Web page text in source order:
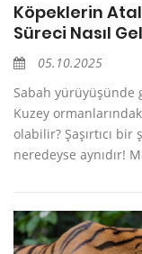
Köpeklerin
Süreci Nasıl
05.10.2025
Sabah yürüyüşünde
Kuzey
olabilir? Şaşırtıcı
neredeyse aynıdır!